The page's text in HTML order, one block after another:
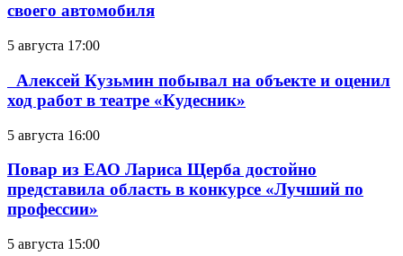
своего автомобиля
5 августа 17:00
Алексей Кузьмин побывал на объекте и оценил
ход работ в театре «Кудесник»
5 августа 16:00
Повар из ЕАО Лариса Щерба достойно
представила область в конкурсе «Лучший по
профессии»
5 августа 15:00